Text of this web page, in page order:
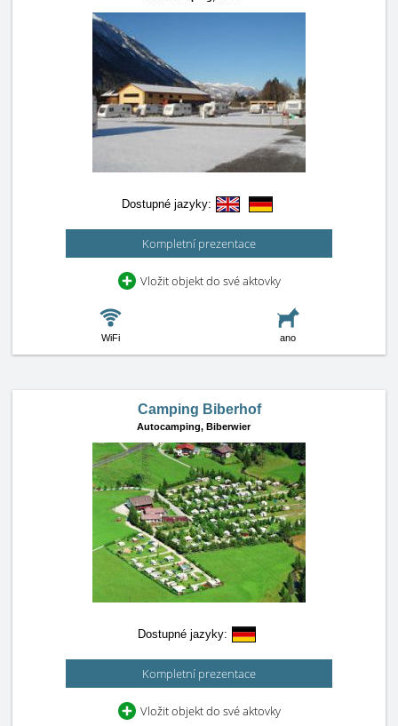
Dostupné jazyky:
Kompletní prezentace
Vložit objekt do své aktovky
WiFi ano
Camping Biberhof
Autocamping, Biberwier
Dostupné jazyky:
Kompletní prezentace
Vložit objekt do své aktovky